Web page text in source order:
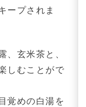
ープされま
、玄米茶と、
しむことがで
覚めの白湯を